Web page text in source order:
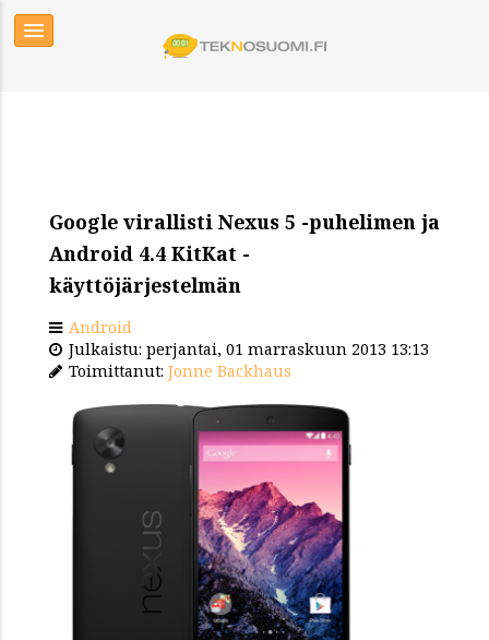
Google virallisti Nexus 5 -puhelimen ja
Android 4.4 KitKat -
käyttöjärjestelmän
Android
Julkaistu: perjantai, 01 marraskuun 2013 13:13
Toimittanut: Jonne Backhaus